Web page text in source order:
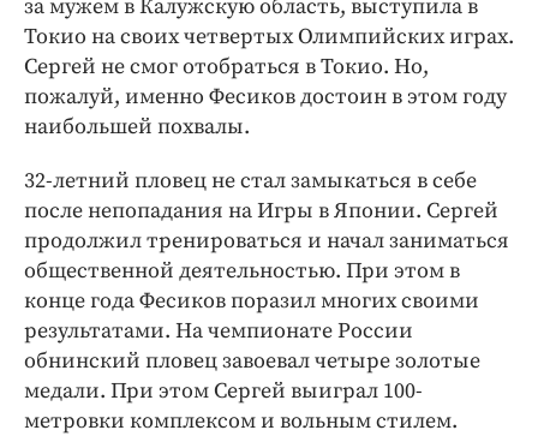
за мужем в Калужскую область, выступила в
Токио на своих четвертых Олимпийских играх.
Сергей не смог отобраться в Токио. Но,
пожалуй, именно Фесиков достоин в этом году
наибольшей похвалы.
32-летний пловец не стал замыкаться в себе
после непопадания на Игры в Японии. Сергей
продолжил тренироваться и начал заниматься
общественной деятельностью. При этом в
конце года Фесиков поразил многих своими
результатами. На чемпионате России
обнинский пловец завоевал четыре золотые
медали. При этом Сергей выиграл 100-
метровки комплексом и вольным стилем.